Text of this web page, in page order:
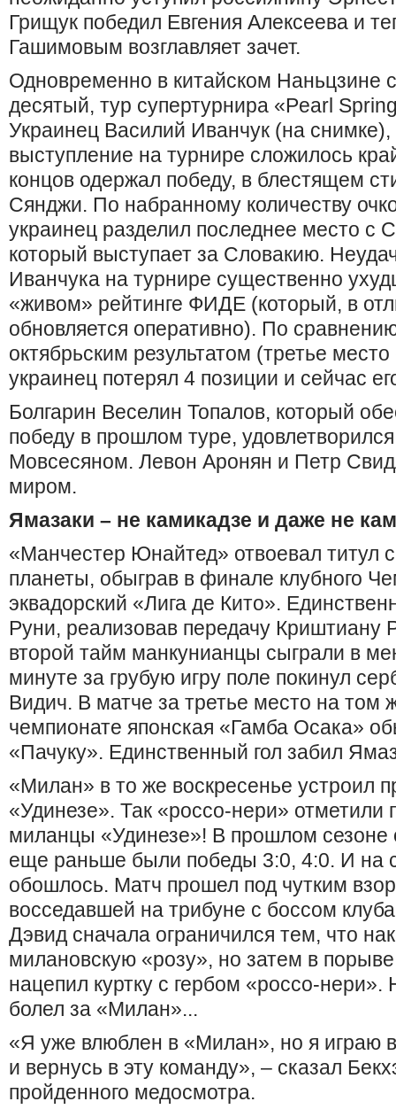
Грищук победил Евгения Алексеева и
Гашимовым возглавляет зачет.
Одновременно в китайском Наньцзине
десятый, тур супертурнира «Pearl
Украинец Василий Иванчук (на снимке),
выступление на турнире сложилось
концов одержал победу, в блестящем
Сянджи. По набранному количеству
украинец разделил последнее место с
который выступает за Словакию.
Иванчука на турнире существенно
«живом» рейтинге ФИДЕ (который, в
обновляется оперативно). По
октябрьским результатом (третье
украинец потерял 4 позиции и сейчас
Болгарин Веселин Топалов, который
победу в прошлом туре,
Мовсесяном. Левон Аронян и Петр
миром.
Ямазаки – не камикадзе и даже не
«Манчестер Юнайтед» отвоевал титул
планеты, обыграв в финале клубного
эквадорский «Лига де Кито».
Руни, реализовав передачу Криштиану
второй тайм манкунианцы сыграли в
минуте за грубую игру поле покинул
Видич. В матче за третье место на том
чемпионате японская «Гамба Осака»
«Пачуку». Единственный гол забил
«Милан» в то же воскресенье устроил
«Удинезе». Так «россо-нери» отметили
миланцы «Удинезе»! В прошлом сезоне
еще раньше были победы 3:0, 4:0. И на
обошлось. Матч прошел под чутким
восседавшей на трибуне с боссом
Дэвид сначала ограничился тем, что
милановскую «розу», но затем в
нацепил куртку с гербом «россо-нери».
болел за «Милан»...
«Я уже влюблен в «Милан», но я играю
и вернусь в эту команду», – сказал
пройденного медосмотра.